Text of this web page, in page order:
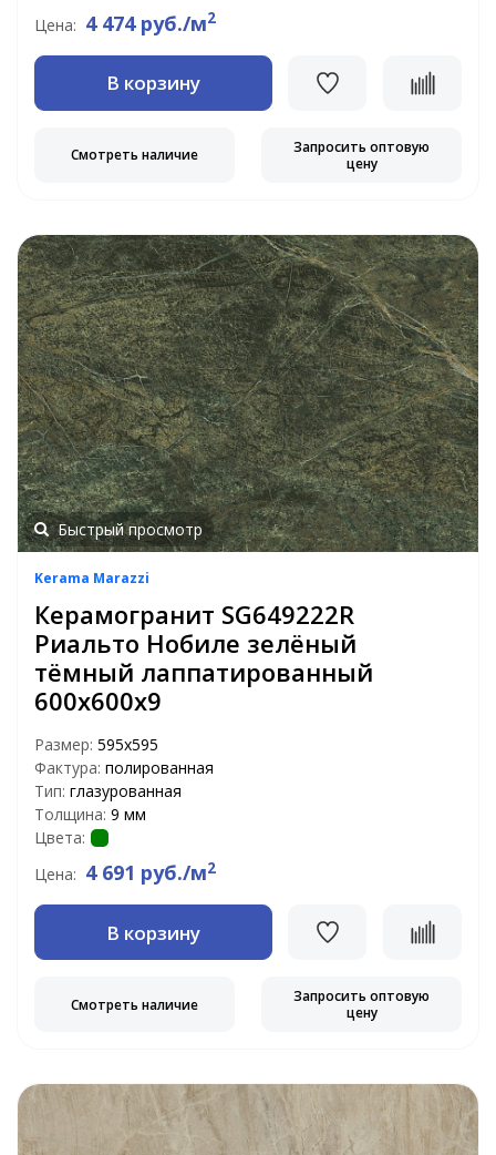
Цена: 4 474 руб./м2
В корзину
Смотреть наличие
Запросить оптовую
цену
Быстрый просмотр
Kerama Marazzi
Керамогранит SG649222R
Риальто Нобиле зелёный
тёмный лаппатированный
600х600х9
Размер: 595x595
Фактура: полированная
Тип: глазурованная
Толщина: 9 мм
Цвета:
Цена: 4 691 руб./м2
В корзину
Смотреть наличие
Запросить оптовую
цену